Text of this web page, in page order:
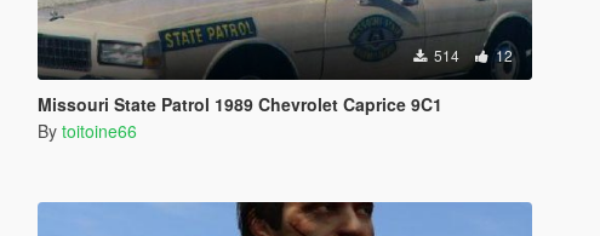
514 12
Missouri State Patrol 1989 Chevrolet Caprice 9C1
By toitoine66